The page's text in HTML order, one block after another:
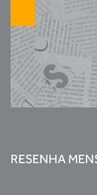
RESENHA